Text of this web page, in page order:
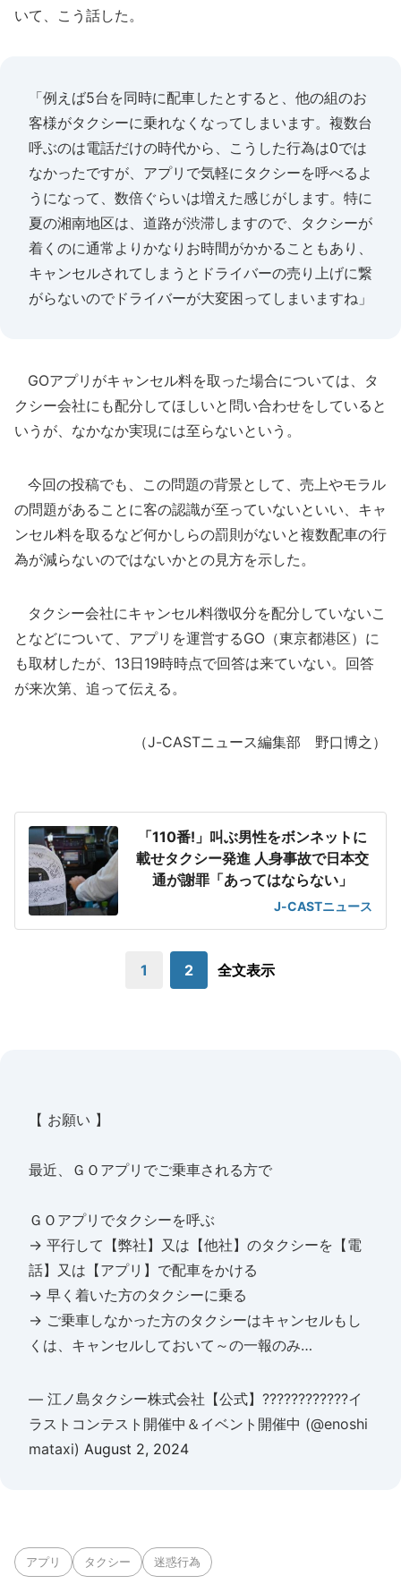
いて、こう話した。
「例えば5台を同時に配車したとすると、他の組のお
客様がタクシーに乗れなくなってしまいます。複数台
呼ぶのは電話だけの時代から、こうした行為は0では
なかったですが、アプリで気軽にタクシーを呼べるよ
うになって、数倍ぐらいは増えた感じがします。特に
夏の湘南地区は、道路が渋滞しますので、タクシーが
着くのに通常よりかなりお時間がかかることもあり、
キャンセルされてしまうとドライバーの売り上げに繋
がらないのでドライバーが大変困ってしまいますね」
GOアプリがキャンセル料を取った場合については、タ
クシー会社にも配分してほしいと問い合わせをしていると
いうが、なかなか実現には至らないという。
今回の投稿でも、この問題の背景として、売上やモラル
の問題があることに客の認識が至っていないといい、キャ
ンセル料を取るなど何かしらの罰則がないと複数配車の行
為が減らないのではないかとの見方を示した。
タクシー会社にキャンセル料徴収分を配分していないこ
となどについて、アプリを運営するGO（東京都港区）に
も取材したが、13日19時時点で回答は来ていない。回答
が来次第、追って伝える。
（J-CASTニュース編集部 野口博之）
「110番!」叫ぶ男性をボンネットに
載せタクシー発進 人身事故で日本交
通が謝罪「あってはならない」
J-CASTニュース
1 2 全文表示
【 お願い 】
最近、ＧＯアプリでご乗車される方で
ＧＯアプリでタクシーを呼ぶ
→ 平行して【弊社】又は【他社】のタクシーを【電
話】又は【アプリ】で配車をかける
→ 早く着いた方のタクシーに乗る
→ ご乗車しなかった方のタクシーはキャンセルもし
くは、キャンセルしておいて～の一報のみ…
— 江ノ島タクシー株式会社【公式】????????????イ
ラストコンテスト開催中＆イベント開催中 (@enoshi
mataxi) August 2, 2024
アプリ タクシー 迷惑行為